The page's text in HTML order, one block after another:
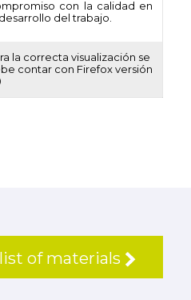
con la calidad en
del trabajo.
la correcta visualización se
contar con Firefox versión
of materials